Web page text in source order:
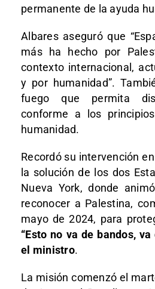
permanente de la ayuda
Albares aseguró que
más ha hecho por
contexto internacional,
y por humanidad”.
fuego que permita
conforme a los
humanidad.
Recordó su intervención
la solución de los dos
Nueva York, donde
reconocer a Palestina,
mayo de 2024, para
“Esto no va de bandos,
el ministro.
La misión comenzó el